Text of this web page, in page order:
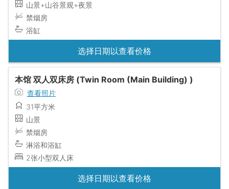
山景+山谷景观+夜景
禁烟房
浴缸
选择日期以查看价格
本馆 双人双床房 (Twin Room (Main Building) )
查看照片
31平方米
山景
禁烟房
淋浴和浴缸
2张小型双人床
选择日期以查看价格